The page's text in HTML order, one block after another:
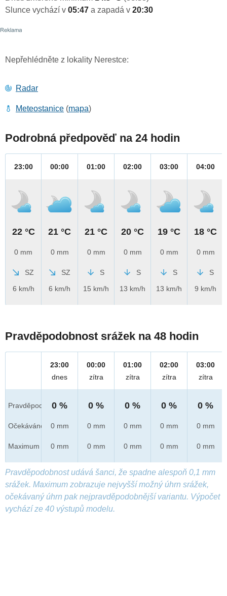
Slunce vychází v 05:47 a zapadá v 20:30
Nepřehlédněte z lokality Nerestce:
Radar
Meteostanice (mapa)
Podrobná předpověď na 24 hodin
23:00
22 °C
0 mm
SZ
6 km/h
00:00
21 °C
0 mm
SZ
6 km/h
01:00
21 °C
0 mm
S
15 km/h
02:00
20 °C
0 mm
S
13 km/h
03:00
19 °C
0 mm
S
13 km/h
04:00
18 °C
0 mm
S
9 km/h
Pravděpodobnost srážek na 48 hodin
Pravděpod.
Očekáváno
Maximum
23:00
dnes
0 %
0 mm
0 mm
00:00
zítra
0 %
0 mm
0 mm
01:00
zítra
0 %
0 mm
0 mm
02:00
zítra
0 %
0 mm
0 mm
03:00
zítra
0 %
0 mm
0 mm
Pravděpodobnost udává šanci, že spadne alespoň 0,1 mm
srážek. Maximum zobrazuje nejvyšší možný úhrn srážek,
očekávaný úhrn pak nejpravděpodobnější variantu. Výpočet
vychází ze 40 výstupů modelu.